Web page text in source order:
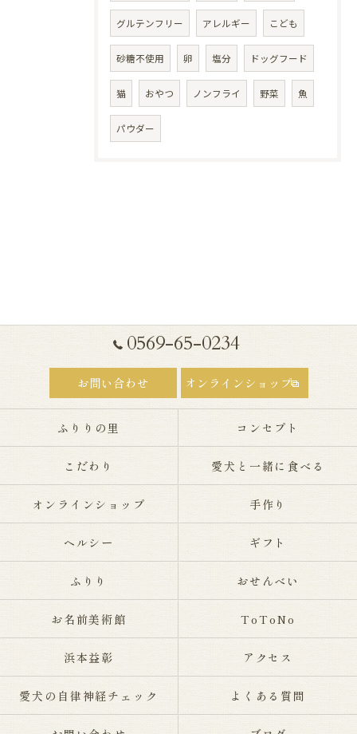
グルテンフリー アレルギー こども
砂糖不使用 卵 塩分 ドッグフード
猫 おやつ ノンフライ 野菜 魚
パウダー
0569-65-0234
お問い合わせ オンラインショップ
ふりりの里 コンセプト
こだわり 愛犬と一緒に食べる
オンラインショップ 手作り
ヘルシー ギフト
ふりり おせんべい
お名前美術館 ToToNo
浜本益彰 アクセス
愛犬の自律神経チェック よくある質問